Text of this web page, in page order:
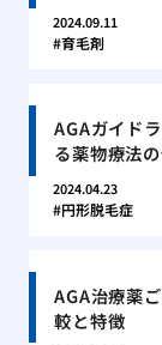
2024.09.11
育毛剤
AGAガイド
る薬物療法
2024.04.23
円形脱毛症
AGA治療薬
較と特徴